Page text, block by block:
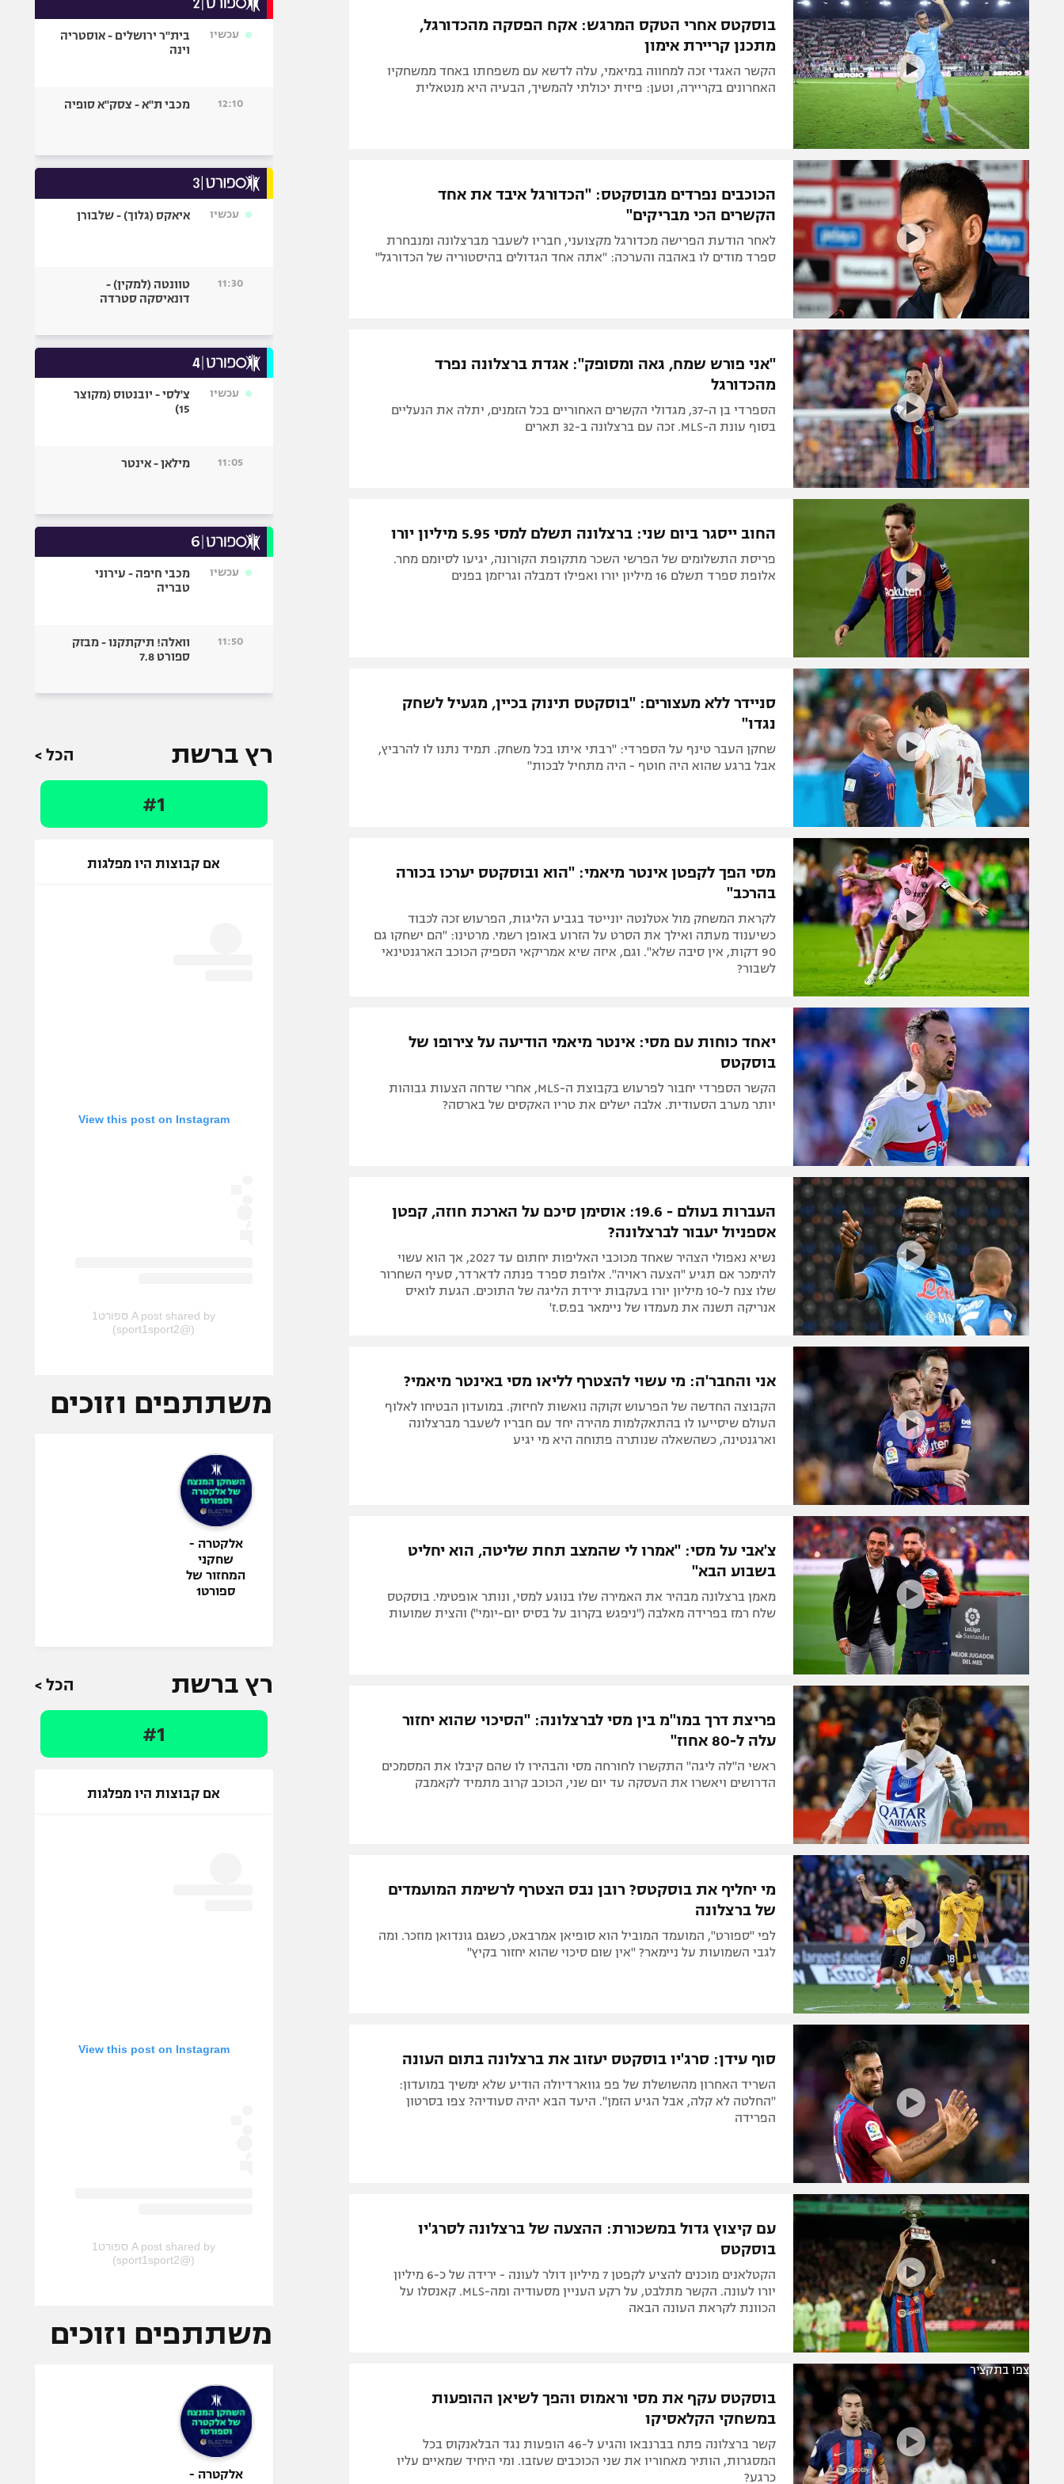
תקנון משתתפים וזוכים בפרסים
תקנון עבור פעילות אלקטרה
תקנון עבור פעילות ספורט 1 – "מרלן"
טניס
גיימינג E-Sports
תנאי שימוש
מדיניות פרטיות
תקנון פעילות ספורט 1
רשיון להקרנה פומבית לבית עסק
הצטרפות לחבילת הערוצים
לוח דרושים – ג'ובנט
תגיות
המגזין
הפועל באר שבע
מכבי נתניה
ליגות נוספות
ספורט מוטורי
בייסבול MLB
גיימינג E-Sports
בוסקטס אחרי הטקס המרגש: אקח הפסקה מהכדורגל,
מתכנן קריירת אימון
הקשר האגדי זכה למחווה במיאמי, עלה לדשא עם משפחתו באחד ממשחקיו
האחרונים בקריירה, וטען: פיזית יכולתי להמשיך, הבעיה היא מנטאלית
הכוכבים נפרדים מבוסקטס: "הכדורגל איבד את אחד
הקשרים הכי מבריקים"
לאחר הודעת הפרישה מכדורגל מקצועני, חבריו לשעבר מברצלונה ומנבחרת
ספרד מודים לו באהבה והערכה: "אתה אחד הגדולים בהיסטוריה של הכדורגל"
"אני פורש שמח, גאה ומסופק": אגדת ברצלונה נפרד
מהכדורגל
הספרדי בן ה-37, מגדולי הקשרים האחוריים בכל הזמנים, יתלה את הנעליים
בסוף עונת ה-MLS. זכה עם ברצלונה ב-32 תארים
החוב ייסגר ביום שני: ברצלונה תשלם למסי 5.95 מיליון יורו
פריסת התשלומים של הפרשי השכר מתקופת הקורונה, יגיעו לסיומם מחר.
אלופת ספרד תשלם 16 מיליון יורו ואפילו דמבלה וגריזמן בפנים
סניידר ללא מעצורים: "בוסקטס תינוק בכיין, מגעיל לשחק
נגדו"
שחקן העבר טינף על הספרדי: "רבתי איתו בכל משחק. תמיד נתנו לו להרביץ,
אבל ברגע שהוא היה חוטף - היה מתחיל לבכות"
מסי הפך לקפטן אינטר מיאמי: "הוא ובוסקטס יערכו בכורה
בהרכב"
לקראת המשחק מול אטלנטה יונייטד בגביע הליגות, הפרעוש זכה לכבוד
כשיענוד מעתה ואילך את הסרט על הזרוע באופן רשמי. מרטינו: "הם ישחקו גם
90 דקות, אין סיבה שלא". וגם, איזה שיא אמריקאי הספיק הכוכב הארגנטינאי
לשבור?
יאחד כוחות עם מסי: אינטר מיאמי הודיעה על צירופו של
בוסקטס
הקשר הספרדי יחבור לפרעוש בקבוצת ה-MLS, אחרי שדחה הצעות גבוהות
יותר מערב הסעודית. אלבה ישלים את טריו האקסים של בארסה?
העברות בעולם - 19.6: אוסימן סיכם על הארכת חוזה, קפטן
אספניול יעבור לברצלונה?
נשיא נאפולי הצהיר שאחד מכוכבי האליפות יחתום עד 2027, אך הוא עשוי
להימכר אם תגיע "הצעה ראויה". אלופת ספרד פנתה לדארדר, סעיף השחרור
שלו צנח ל-10 מיליון יורו בעקבות ירידת הליגה של התוכים. הגעת לואיס
אנריקה תשנה את מעמדו של ניימאר בפ.ס.ז'
אני והחבר'ה: מי עשוי להצטרף לליאו מסי באינטר מיאמי?
הקבוצה החדשה של הפרעוש זקוקה נואשות לחיזוק. במועדון הבטיחו לאלוף
העולם שיסייעו לו בהתאקלמות מהירה יחד עם חבריו לשעבר מברצלונה
וארגנטינה, כשהשאלה שנותרה פתוחה היא מי יגיע
צ'אבי על מסי: "אמרו לי שהמצב תחת שליטה, הוא יחליט
בשבוע הבא"
מאמן ברצלונה מבהיר את האמירה שלו בנוגע למסי, ונותר אופטימי. בוסקטס
שלח רמז בפרידה מאלבה ("ניפגש בקרוב על בסיס יום-יומי") והצית שמועות
פריצת דרך במו"מ בין מסי לברצלונה: "הסיכוי שהוא יחזור
עלה ל-80 אחוז"
ראשי ה"לה ליגה" התקשרו לחורחה מסי והבהירו לו שהם קיבלו את המסמכים
הדרושים ויאשרו את העסקה עד יום שני, הכוכב קרוב מתמיד לקאמבק
מי יחליף את בוסקטס? רובן נבס הצטרף לרשימת המועמדים
של ברצלונה
לפי "ספורט", המועמד המוביל הוא סופיאן אמרבאט, כשגם גונדואן מוזכר. ומה
לגבי השמועות על ניימאר? "אין שום סיכוי שהוא יחזור בקיץ"
סוף עידן: סרג'יו בוסקטס יעזוב את ברצלונה בתום העונה
השריד האחרון מהשושלת של פפ גווארדיולה הודיע שלא ימשיך במועדון:
"החלטה לא קלה, אבל הגיע הזמן". היעד הבא יהיה סעודיה? צפו בסרטון
הפרידה
עם קיצוץ גדול במשכורת: ההצעה של ברצלונה לסרג'יו
בוסקטס
הקטלאנים מוכנים להציע לקפטן 7 מיליון דולר לעונה - ירידה של כ-6 מיליון
יורו לעונה. הקשר מתלבט, על רקע העניין מסעודיה ומה-MLS. קאנסלו על
הכוונת לקראת העונה הבאה
צפו בתקציר
בוסקטס עקף את מסי וראמוס והפך לשיאן ההופעות
במשחקי הקלאסיקו
קשר ברצלונה פתח בברנבאו והגיע ל-46 הופעות נגד הבלאנקוס בכל
המסגרות, הותיר מאחוריו את שני הכוכבים שעזבו. ומי היחיד שמאיים עליו
כרגע?
עכשיו
בית"ר ירושלים - אוסטריה
וינה
12:10 מכבי ת"א - צסק"א סופיה
עכשיו איאקס (גלוך) - שלבורן
11:30
טוונטה (למקין) -
דונאיסקה סטרדה
עכשיו
צ'לסי - יובנטוס (מקוצר
15)
11:05 מילאן - אינטר
עכשיו
מכבי חיפה - עירוני
טבריה
11:50
וואלה! תיקתקנו - מבזק
ספורט 7.8
רץ ברשת הכל >
#1
אם קבוצות היו מפלגות
View this post on Instagram
A post shared by ספורט1
(@sport1sport2)
משתתפים וזוכים
אלקטרה -
שחקני
המחזור של
ספורט1
רץ ברשת הכל >
#1
אם קבוצות היו מפלגות
View this post on Instagram
A post shared by ספורט1
(@sport1sport2)
משתתפים וזוכים
אלקטרה -